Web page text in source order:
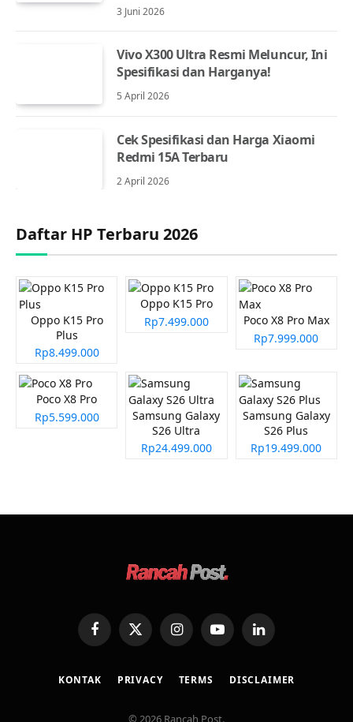
3 Juni 2026
Vivo X300 Ultra Resmi Meluncur, Ini
Spesifikasi dan Harganya!
5 April 2026
Cek Spesifikasi dan Harga Xiaomi
Redmi 15A Terbaru
2 April 2026
Daftar HP Terbaru 2026
Oppo K15 Pro
Plus
Rp8.499.000
Oppo K15 Pro
Rp7.499.000
Poco X8 Pro Max
Rp7.999.000
Poco X8 Pro
Rp5.599.000
Samsung Galaxy
S26 Ultra
Rp24.499.000
Samsung Galaxy
S26 Plus
Rp19.499.000
FacebookX
(Twitter)
InstagramYouTubeLinkedIn
KONTAK PRIVACY TERMS DISCLAIMER
© 2026 Rancah Post.